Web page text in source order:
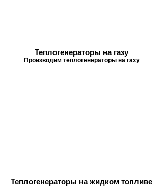
Теплогенераторы на газу
Производим теплогенераторы на газу
Теплогенераторы на жидком топливе